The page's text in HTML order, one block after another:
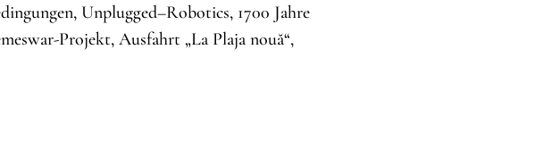
Unplugged–Robotics, 1700 Jahre
Projekt, Ausfahrt „La Plaja nouă“,